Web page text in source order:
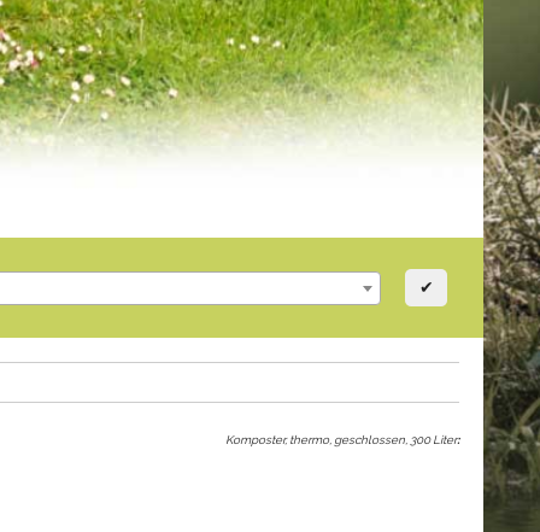
✔
Komposter, thermo, geschlossen, 300 Liter: